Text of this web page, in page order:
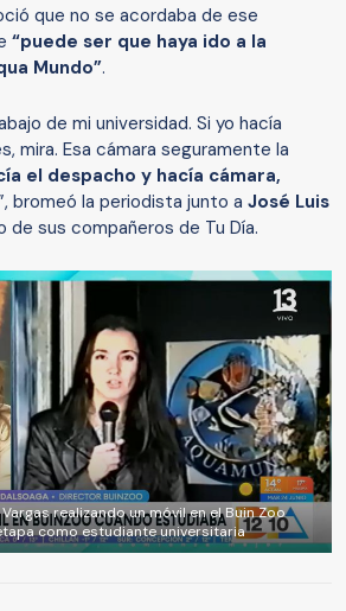
que no se acordaba de ese
“puede ser que haya ido a la
Mundo”.
de mi universidad. Si yo hacía
mira. Esa cámara seguramente la
el despacho y hacía cámara,
bromeó la periodista junto a José Luis
de sus compañeros de Tu Día.
realizando un móvil en el Buin Zoo
como estudiante universitaria